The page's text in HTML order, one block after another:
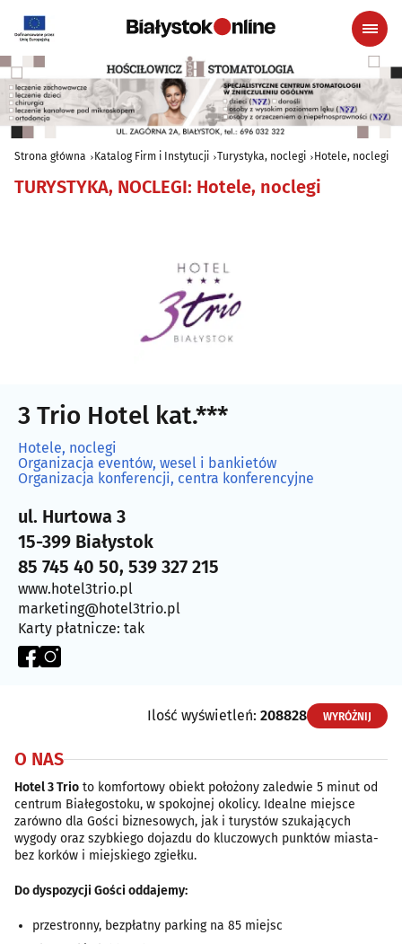
Strona główna Katalog Firm i Instytucji Turystyka, noclegi Hotele, noclegi
TURYSTYKA, NOCLEGI: Hotele, noclegi
3 Trio Hotel kat.***
Hotele, noclegi
Organizacja eventów, wesel i bankietów
Organizacja konferencji, centra konferencyjne
ul. Hurtowa 3
15-399 Białystok
85 745 40 50, 539 327 215
www.hotel3trio.pl
marketing@hotel3trio.pl
Karty płatnicze: tak
Ilość wyświetleń: 208828 WYRÓŻNIJ
O NAS
Hotel 3 Trio to komfortowy obiekt położony zaledwie 5 minut od
centrum Białegostoku, w spokojnej okolicy. Idealne miejsce
zarówno dla Gości biznesowych, jak i turystów szukających
wygody oraz szybkiego dojazdu do kluczowych punktów miasta-
bez korków i miejskiego zgiełku.
Do dyspozycji Gości oddajemy:
przestronny, bezpłatny parking na 85 miejsc